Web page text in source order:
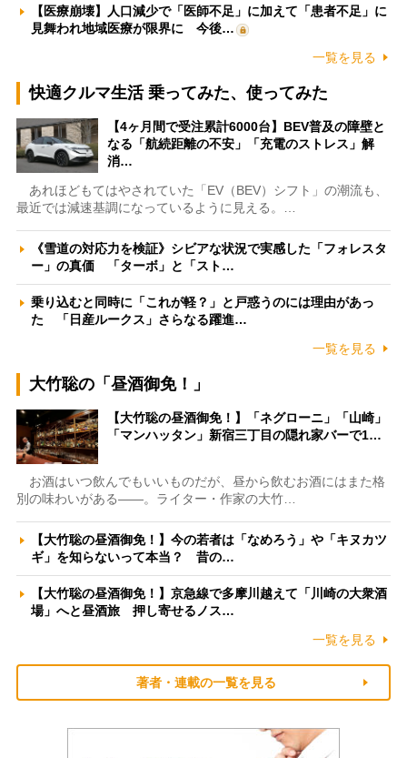
【医療崩壊】人口減少で「医師不足」に加えて「患者不足」に
見舞われ地域医療が限界に 今後…
一覧を見る
快適クルマ生活 乗ってみた、使ってみた
【4ヶ月間で受注累計6000台】BEV普及の障壁と
なる「航続距離の不安」「充電のストレス」解
消…
あれほどもてはやされていた「EV（BEV）シフト」の潮流も、
最近では減速基調になっているように見える。…
《雪道の対応力を検証》シビアな状況で実感した「フォレスタ
ー」の真価 「ターボ」と「スト…
乗り込むと同時に「これが軽？」と戸惑うのには理由があっ
た 「日産ルークス」さらなる躍進…
一覧を見る
大竹聡の「昼酒御免！」
【大竹聡の昼酒御免！】「ネグローニ」「山崎」
「マンハッタン」新宿三丁目の隠れ家バーで1…
お酒はいつ飲んでもいいものだが、昼から飲むお酒にはまた格
別の味わいがある――。ライター・作家の大竹…
【大竹聡の昼酒御免！】今の若者は「なめろう」や「キヌカツ
ギ」を知らないって本当？ 昔の…
【大竹聡の昼酒御免！】京急線で多摩川越えて「川崎の大衆酒
場」へと昼酒旅 押し寄せるノス…
一覧を見る
著者・連載の一覧を見る